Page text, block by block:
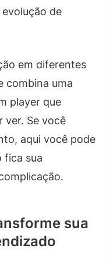
de
em diferentes
combina uma
player que
ver. Se você
aqui você pode
fica sua
sua